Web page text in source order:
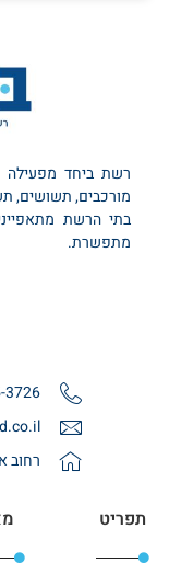
רשת ביחד מפעילה
מורכבים, תשושים,
בתי הרשת
מתפשרת.
3726
רחוב
תפריט